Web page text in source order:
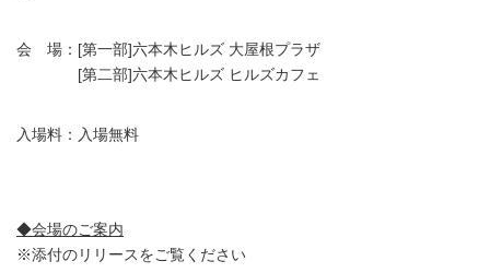
会 場：[第一部]六本木ヒルズ 大屋根プラザ
[第二部]六本木ヒルズ ヒルズカフェ
入場料：入場無料
◆会場のご案内
※添付のリリースをご覧ください